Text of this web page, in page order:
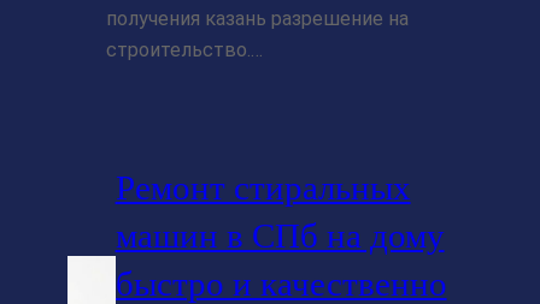
получения казань разрешение на
строительство.…
Ремонт стиральных
машин в СПб на дому
быстро и качественно